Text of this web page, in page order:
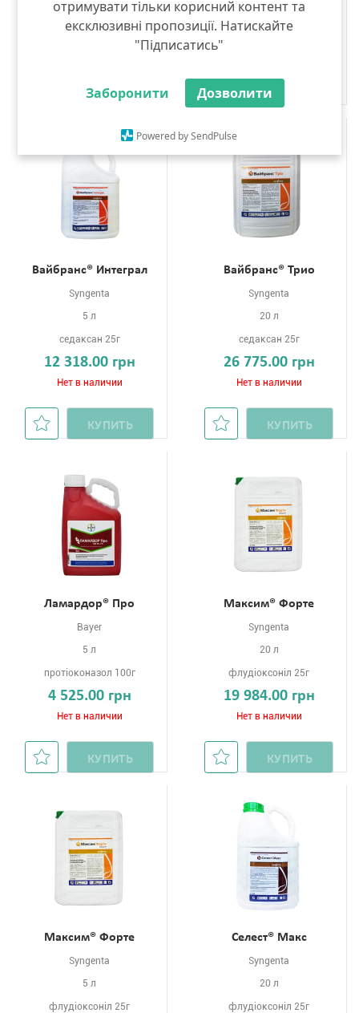
отримувати тільки корисний контент та
ексклюзивні пропозиції. Натискайте
"Підписатись"
Заборонити Дозволити
Powered by SendPulse
тебуконазол 15г
1 482.00 грн
протіоконазол 50г
4 850.00 грн
КУПИТЬ
Вайбранс® Интеграл
Syngenta
5 л
седаксан 25г
12 318.00 грн
Нет в наличии
КУПИТЬ
Вайбранс® Трио
Syngenta
20 л
седаксан 25г
26 775.00 грн
Нет в наличии
КУПИТЬ
Ламардор® Про
Bayer
5 л
протіоконазол 100г
4 525.00 грн
Нет в наличии
КУПИТЬ
Максим® Форте
Syngenta
20 л
флудіоксоніл 25г
19 984.00 грн
Нет в наличии
КУПИТЬ
Максим® Форте
Syngenta
5 л
флудіоксоніл 25г
Селест® Макс
Syngenta
20 л
флудіоксоніл 25г